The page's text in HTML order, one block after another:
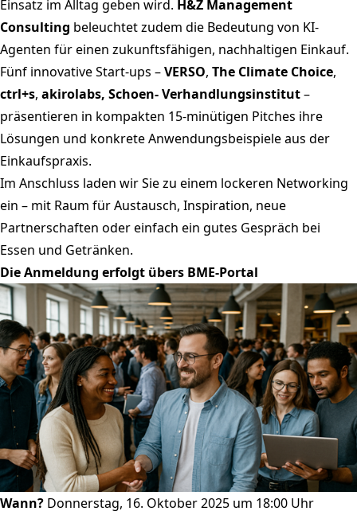
Einsatz im Alltag geben wird. H&Z Management
Consulting beleuchtet zudem die Bedeutung von KI-
Agenten für einen zukunftsfähigen, nachhaltigen Einkauf.
Fünf innovative Start-ups –VERSO, The Climate Choice,
ctrl+s, akirolabs, Schoen- Verhandlungsinstitut–
präsentieren in kompakten 15-minütigen Pitches ihre
Lösungen und konkrete Anwendungsbeispiele aus der
Einkaufspraxis.
Im Anschluss laden wir Sie zu einem lockeren Networking
ein – mit Raum für Austausch, Inspiration, neue
Partnerschaften oder einfach ein gutes Gespräch bei
Essen und Getränken.
Die Anmeldung erfolgt übers BME-Portal
Wann? Donnerstag, 16. Oktober 2025 um 18:00 Uhr